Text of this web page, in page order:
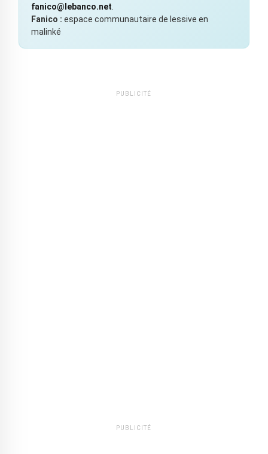
fanico@lebanco.net
Fanico : espace communautaire de lessive en
malinké
PUBLICITÉ
PUBLICITÉ